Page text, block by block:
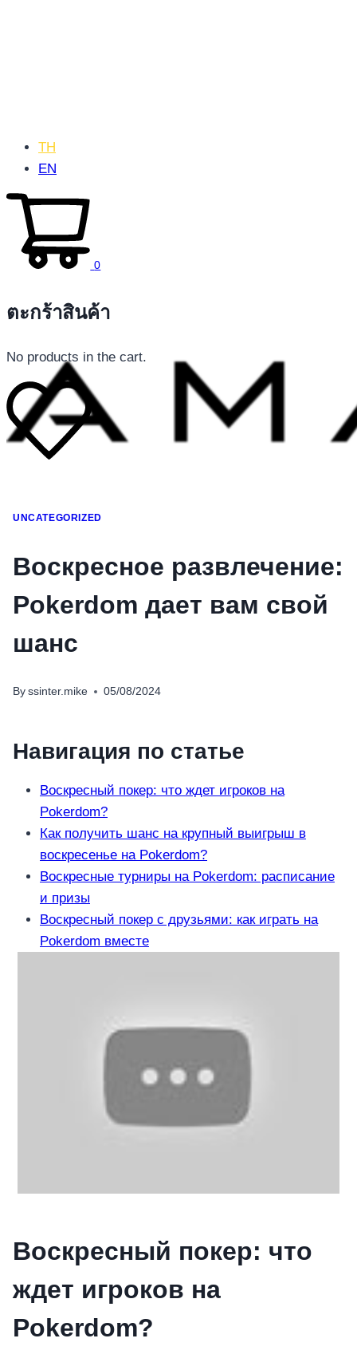
โทรศัพท์มือถือ
อุปกรณ์เสริมโทรศัพท์
สินค้าตามแบรนด์
TH
EN
0
ตะกร้าสินค้า
No products in the cart.
UNCATEGORIZED
Воскресное развлечение:
Pokerdom дает вам свой
шанс
By ssinter.mike 05/08/2024
Навигация по статье
Воскресный покер: что ждет игроков на
Pokerdom?
Как получить шанс на крупный выигрыш в
воскресенье на Pokerdom?
Воскресные турниры на Pokerdom: расписание
и призы
Воскресный покер с друзьями: как играть на
Pokerdom вместе
Воскресный покер: что
ждет игроков на
Pokerdom?